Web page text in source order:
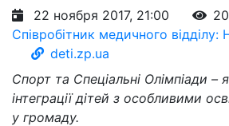
22 ноября 2017, 21:00
Співробітник медичного відділу:
deti.zp.ua
Спорт та Спеціальні Олімпіади –
інтеграції дітей з особливими
у громаду.